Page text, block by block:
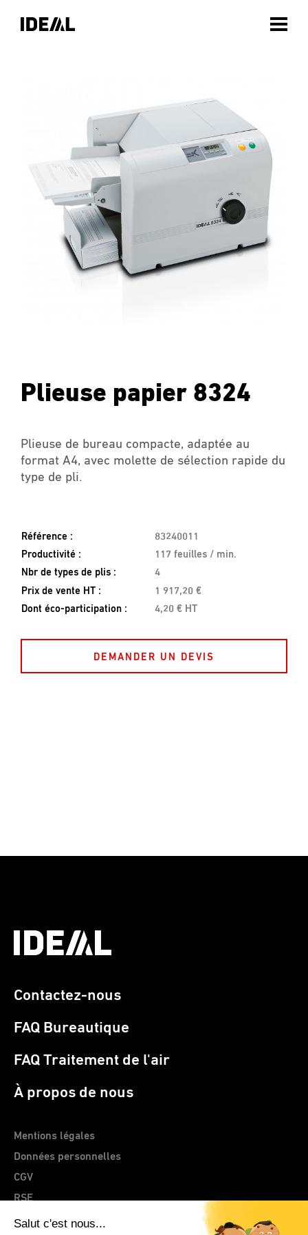
Plieuse papier 8324
Plieuse de bureau compacte, adaptée au
format A4, avec molette de sélection rapide du
type de pli.
Référence :
83240011
Productivité :
117 feuilles / min.
Nbr de types de plis :
4
Prix de vente HT :
1 917,20 €
Dont éco-participation :
4,20 € HT
DEMANDER UN DEVIS
> Site web CLEMENTZ - EUROMEGRAS
Contactez-nous
FAQ Bureautique
FAQ Traitement de l'air
À propos de nous
Mentions légales
Données personnelles
CGV
RSE